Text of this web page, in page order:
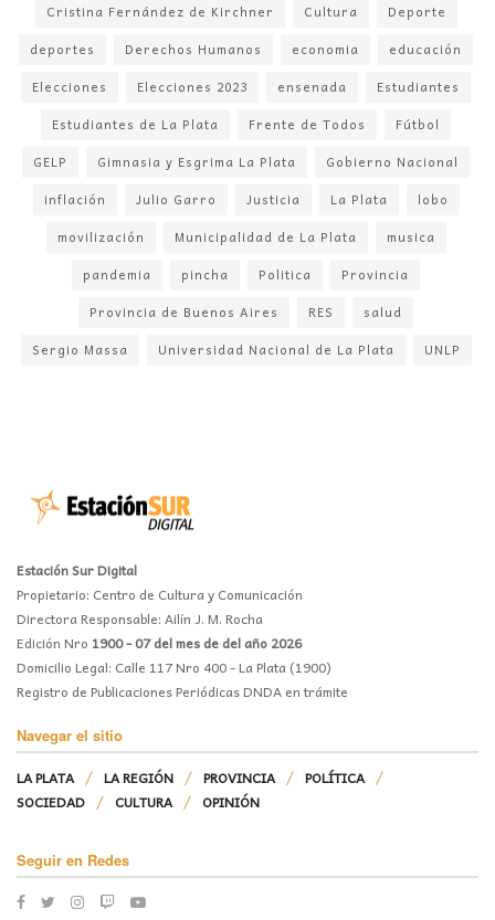
Cristina Fernández de Kirchner
Cultura
Deporte
deportes
Derechos Humanos economia
educación
Elecciones
Elecciones 2023 ensenada
Estudiantes
Estudiantes de La Plata
Frente de Todos
Fútbol
GELP
Gimnasia y Esgrima La Plata
Gobierno Nacional
inflación
Julio Garro Justicia La Plata
lobo
movilización
Municipalidad de La Plata
musica
pandemia
pincha Politica
Provincia
Provincia de Buenos Aires
RES
salud
Sergio Massa
Universidad Nacional de La Plata UNLP
Estación Sur Digital
Propietario: Centro de Cultura y Comunicación
Directora Responsable: Ailín J. M. Rocha
Edición Nro 1900 - 07 del mes de del año 2026
Domicilio Legal: Calle 117 Nro 400 - La Plata (1900)
Registro de Publicaciones Periódicas DNDA en trámite
Navegar el sitio
LA PLATA LA REGIÓN PROVINCIA
POLÍTICA
SOCIEDAD
CULTURA OPINIÓN
Seguir en Redes